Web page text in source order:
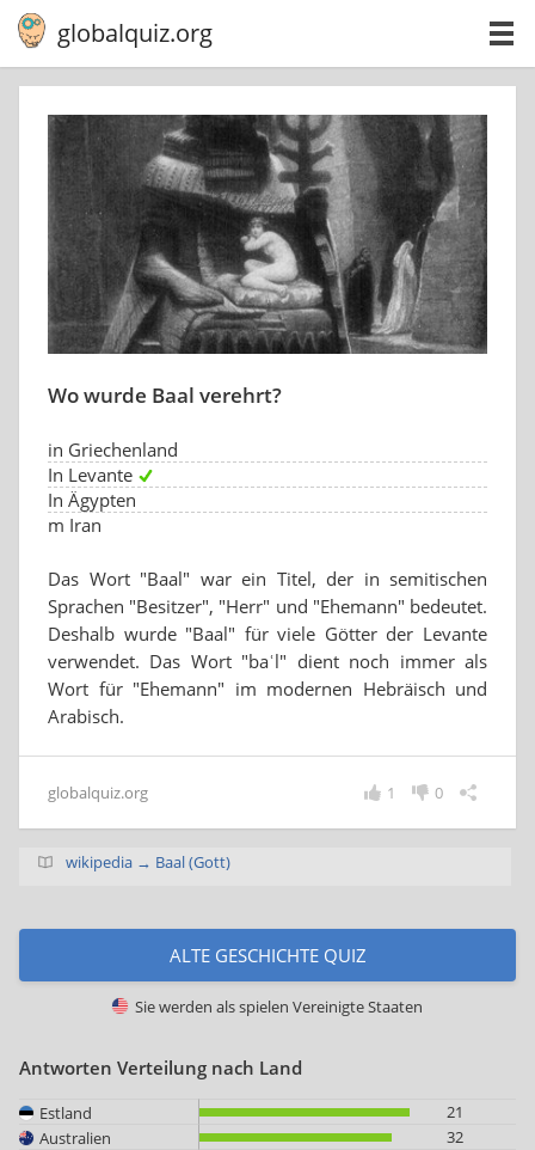
globalquiz.org
Wo wurde Baal verehrt?
in Griechenland
In Levante
In Ägypten
m Iran
Das Wort "Baal" war ein Titel, der in semitischen
Sprachen "Besitzer", "Herr" und "Ehemann" bedeutet.
Deshalb wurde "Baal" für viele Götter der Levante
verwendet. Das Wort "baʿl" dient noch immer als
Wort für "Ehemann" im modernen Hebräisch und
Arabisch.
globalquiz.org 0
1
wikipedia → Baal (Gott)
ALTE GESCHICHTE QUIZ
Sie werden als spielen Vereinigte Staaten
Antworten Verteilung nach Land
Estland
21
Australien
32